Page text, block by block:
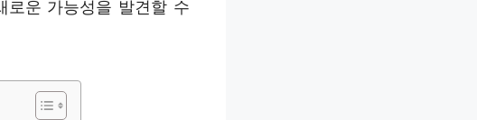
로운 가능성을 발견할 수